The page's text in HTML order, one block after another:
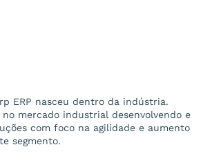
ERP nasceu dentro da indústria.
no mercado industrial desenvolvendo e
com foco na agilidade e aumento
segmento.